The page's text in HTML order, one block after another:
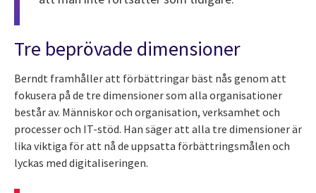
Tre beprövade dimensioner
Berndt framhåller att förbättringar bäst nås genom att
fokusera på de tre dimensioner som alla organisationer
består av. Människor och organisation, verksamhet och
processer och IT-stöd. Han säger att alla tre dimensioner är
lika viktiga för att nå de uppsatta förbättringsmålen och
lyckas med digitaliseringen.